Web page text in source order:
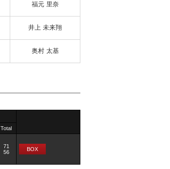
福元 里奈
井上 未来翔
奥村 太基
Total
71
56
BOX